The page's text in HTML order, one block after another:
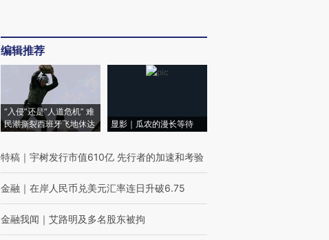
编辑推荐
“入侵”还是“人道危机” 难
民潮撕裂西班牙飞地休达
显影｜瓜农的漫长等待
特稿 ｜ 宇树发行市值610亿 先行者的加速和考验
金融 ｜ 在岸人民币兑美元汇率连日升破6.75
金融我闻 ｜ 艾路明及多名股东被拘